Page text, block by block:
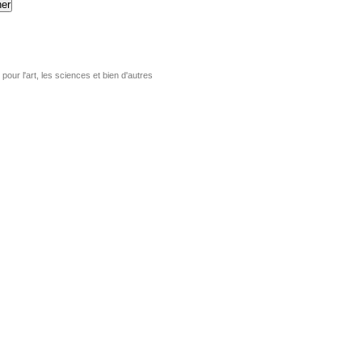
pour l'art, les sciences et bien d'autres